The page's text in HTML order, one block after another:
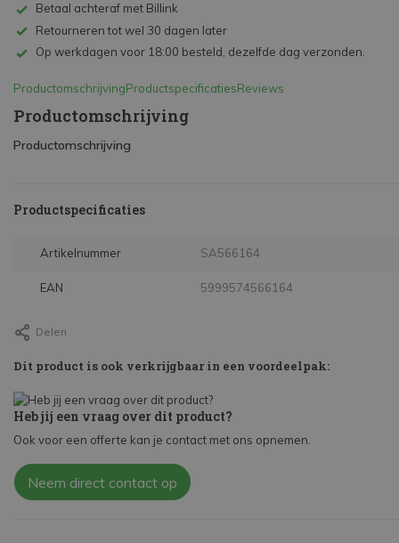
Betaal achteraf met Billink
Retourneren tot wel 30 dagen later
Op werkdagen voor 18:00 besteld, dezelfde dag verzonden.
ProductomschrijvingProductspecificatiesReviews
Productomschrijving
Productomschrijving
Productspecificaties
Artikelnummer SA566164
EAN 5999574566164
Delen
Dit product is ook verkrijgbaar in een voordeelpak:
Heb jij een vraag over dit product?
Ook voor een offerte kan je contact met ons opnemen.
Neem direct contact op